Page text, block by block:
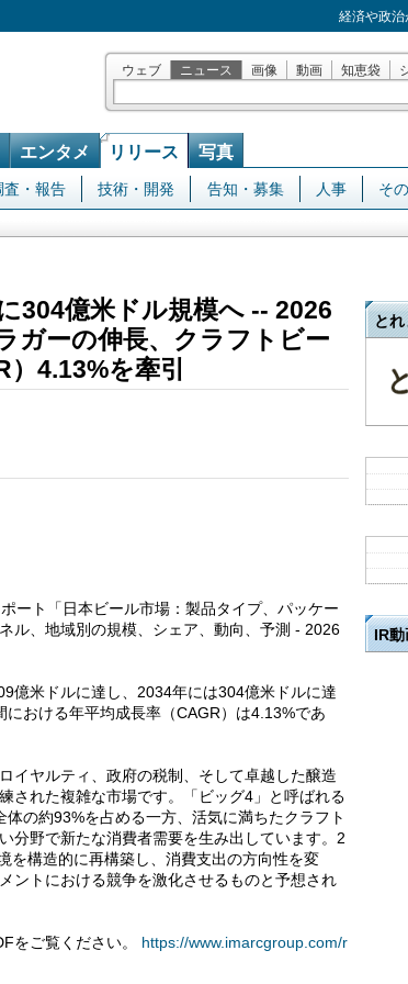
経済や政
ウェブ ニュース 画像 動画 知恵袋
エンタメ リリース 写真
査・報告 技術・開発 告知・募集 人事 そ
304億米ドル規模へ -- 2026
ガーの伸長、クラフトビー
4.13%を牽引
ート「日本ビール市場：製品タイプ、パッケー
ル、地域別の規模、シェア、動向、予測 - 2026
億米ドルに達し、2034年には304億米ドルに達
おける年平均成長率（CAGR）は4.13%であ
イヤルティ、政府の税制、そして卓越した醸造
された複雑な市場です。「ビッグ4」と呼ばれる
の約93%を占める一方、活気に満ちたクラフト
分野で新たな消費者需要を生み出しています。2
を構造的に再構築し、消費支出の方向性を変
ントにおける競争を激化させるものと予想され
をご覧ください。 https://www.imarcgroup.com/r
とれ
IR動